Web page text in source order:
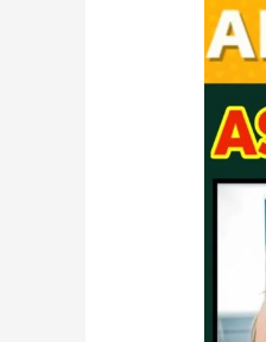
high
O
(aso
titer)
cure